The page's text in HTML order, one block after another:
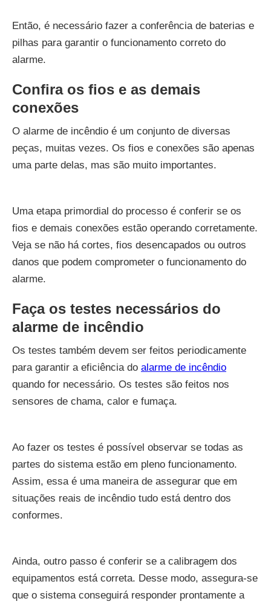
Então, é necessário fazer a conferência de baterias e
pilhas para garantir o funcionamento correto do
alarme.
Confira os fios e as demais
conexões
O alarme de incêndio é um conjunto de diversas
peças, muitas vezes. Os fios e conexões são apenas
uma parte delas, mas são muito importantes.
Uma etapa primordial do processo é conferir se os
fios e demais conexões estão operando corretamente.
Veja se não há cortes, fios desencapados ou outros
danos que podem comprometer o funcionamento do
alarme.
Faça os testes necessários do
alarme de incêndio
Os testes também devem ser feitos periodicamente
para garantir a eficiência do alarme de incêndio
quando for necessário. Os testes são feitos nos
sensores de chama, calor e fumaça.
Ao fazer os testes é possível observar se todas as
partes do sistema estão em pleno funcionamento.
Assim, essa é uma maneira de assegurar que em
situações reais de incêndio tudo está dentro dos
conformes.
Ainda, outro passo é conferir se a calibragem dos
equipamentos está correta. Desse modo, assegura-se
que o sistema conseguirá responder prontamente a